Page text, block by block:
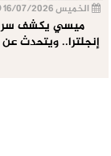
الخميس 16/07/2026
ميسي يكشف سر
إنجلترا.. ويتحدث